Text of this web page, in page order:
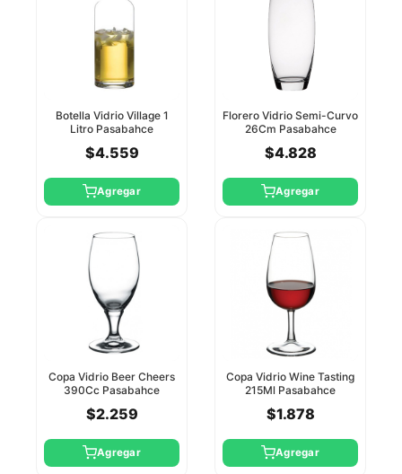
Botella Vidrio Village 1
Litro Pasabahce
$4.559
Agregar
Florero Vidrio Semi-Curvo
26Cm Pasabahce
$4.828
Agregar
Copa Vidrio Beer Cheers
390Cc Pasabahce
$2.259
Agregar
Copa Vidrio Wine Tasting
215Ml Pasabahce
$1.878
Agregar